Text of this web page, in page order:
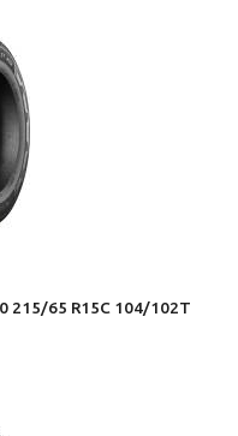
215/65 R15C 104/102T